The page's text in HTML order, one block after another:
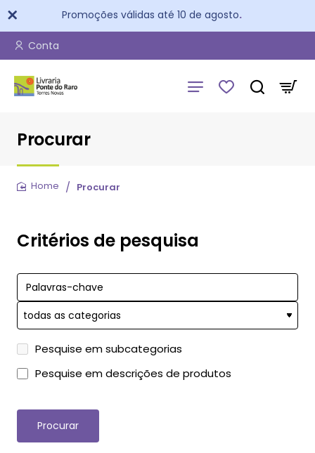
Promoções válidas até 10 de agosto.
Conta
Procurar
Procurar
Critérios de pesquisa
Pesquise em subcategorias
Pesquise em descrições de produtos
Procurar